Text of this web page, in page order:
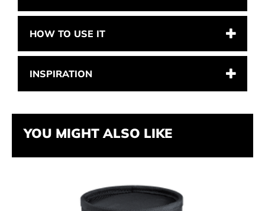
HOW TO USE IT
INSPIRATION
YOU MIGHT ALSO LIKE